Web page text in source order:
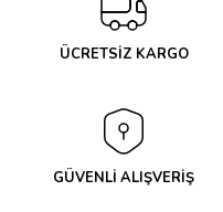
ÜCRETSİZ KARGO
GÜVENLİ ALIŞVERİŞ